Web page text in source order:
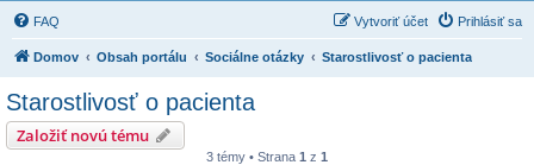
FAQ Prihlásiť sa
Vytvoriť účet
Domov Obsah portálu Sociálne otázky Starostlivosť o pacienta
Starostlivosť o pacienta
Založiť novú tému
3 témy • Strana 1 z 1